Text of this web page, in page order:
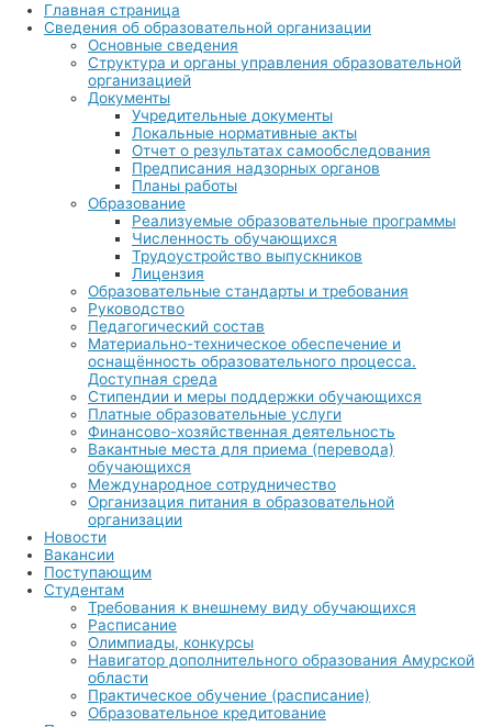
Главная страница
Сведения об образовательной организации
Основные сведения
Структура и органы управления образовательной
организацией
Документы
Учредительные документы
Локальные нормативные акты
Отчет о результатах самообследования
Предписания надзорных органов
Планы работы
Образование
Реализуемые образовательные программы
Численность обучающихся
Трудоустройство выпускников
Лицензия
Образовательные стандарты и требования
Руководство
Педагогический состав
Материально-техническое обеспечение и
оснащённость образовательного процесса.
Доступная среда
Стипендии и меры поддержки обучающихся
Платные образовательные услуги
Финансово-хозяйственная деятельность
Вакантные места для приема (перевода)
обучающихся
Международное сотрудничество
Организация питания в образовательной
организации
Новости
Вакансии
Поступающим
Студентам
Требования к внешнему виду обучающихся
Расписание
Олимпиады, конкурсы
Навигатор дополнительного образования Амурской
области
Практическое обучение (расписание)
Образовательное кредитование